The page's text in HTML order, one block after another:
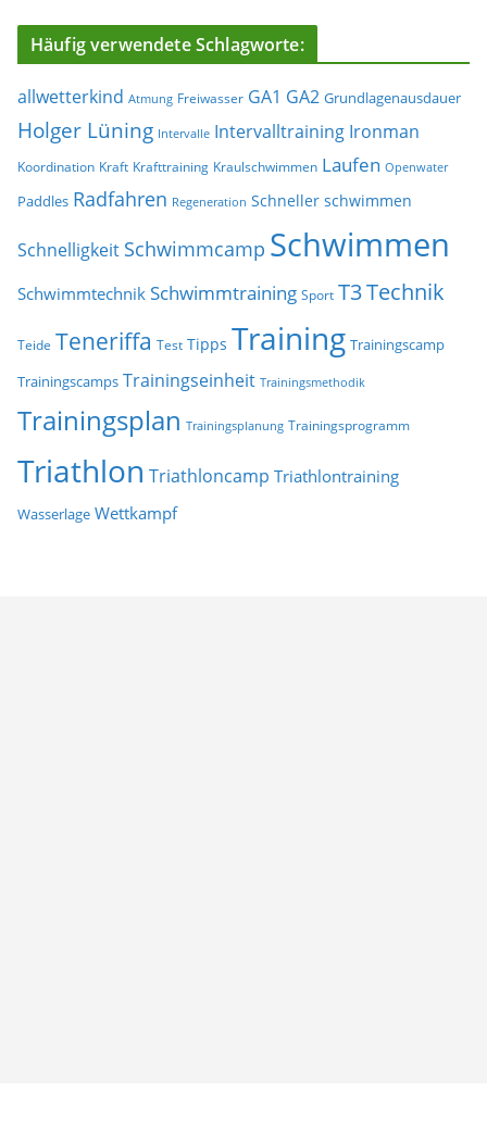
Häufig verwendete Schlagworte:
allwetterkind Atmung Freiwasser GA1 GA2 Grundlagenausdauer
Holger Lüning Intervalle Intervalltraining Ironman
Koordination Kraft Krafttraining Kraulschwimmen Laufen Openwater
Paddles Radfahren Regeneration Schneller schwimmen
Schnelligkeit Schwimmcamp Schwimmen
Schwimmtechnik Schwimmtraining Sport T3Technik
Teide Teneriffa Test Tipps Training Trainingscamp
Trainingscamps Trainingseinheit Trainingsmethodik
Trainingsplan Trainingsplanung Trainingsprogramm
Triathlon Triathloncamp Triathlontraining
Wasserlage Wettkampf